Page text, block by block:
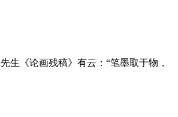
生《论画残稿》有云：“笔墨取于物，